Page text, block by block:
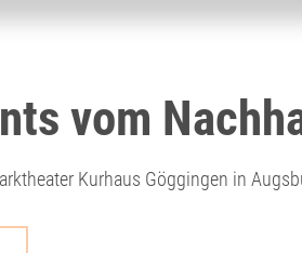
vom
Kurhaus Göggingen in